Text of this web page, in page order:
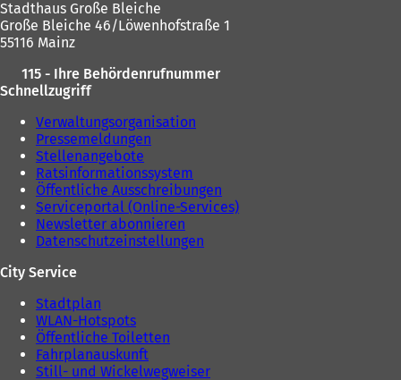
Stadthaus Große Bleiche
Große Bleiche 46/Löwenhofstraße 1
55116 Mainz
115 - Ihre Behördenrufnummer
Schnellzugriff
Verwaltungsorganisation
Pressemeldungen
Stellenangebote
Ratsinformationssystem
Öffentliche Ausschreibungen
Serviceportal (Online-Services)
Newsletter abonnieren
Datenschutzeinstellungen
City Service
Stadtplan
WLAN-Hotspots
Öffentliche Toiletten
Fahrplanauskunft
Still- und Wickelwegweiser